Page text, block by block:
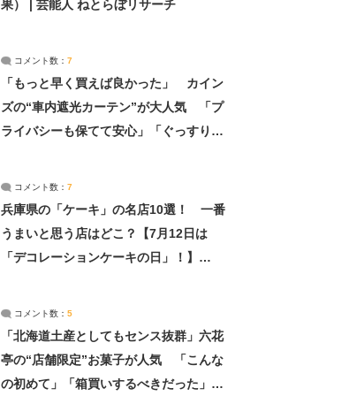
果） | 芸能人 ねとらぼリサーチ
コメント数： 7
「もっと早く買えば良かった」 カイン
ズの“車内遮光カーテン”が大人気 「プ
ライバシーも保てて安心」「ぐっすり眠
コメント数： 7
兵庫県の「ケーキ」の名店10選！ 一番
うまいと思う店はどこ？【7月12日は
「デコレーションケーキの日」！】
コメント数： 5
「北海道土産としてもセンス抜群」六花
亭の“店舗限定”お菓子が人気 「こんな
の初めて」「箱買いするべきだった」